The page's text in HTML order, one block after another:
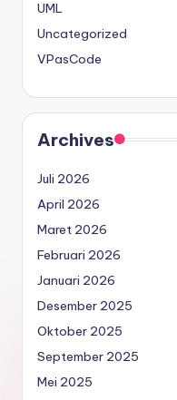
UML
Uncategorized
VPasCode
Archives
Juli 2026
April 2026
Maret 2026
Februari 2026
Januari 2026
Desember 2025
Oktober 2025
September 2025
Mei 2025